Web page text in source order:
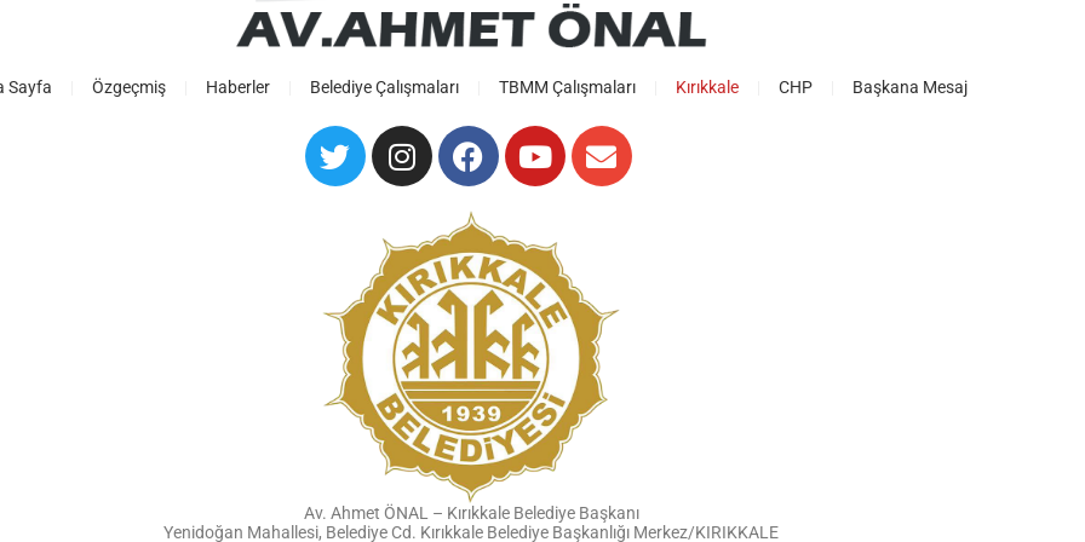
Sayfa Özgeçmiş Haberler Belediye Çalışmaları TBMM Çalışmaları Kırıkkale CHP Başkana Mesaj
Av. Ahmet ÖNAL – Kırıkkale Belediye Başkanı
Yenidoğan Mahallesi, Belediye Cd. Kırıkkale Belediye Başkanlığı Merkez/KIRIKKALE